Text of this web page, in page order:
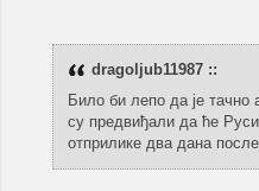
dragoljub11987 ::
Било би лепо да је тачно
су предвиђали да ће Руси
отприлике два дана